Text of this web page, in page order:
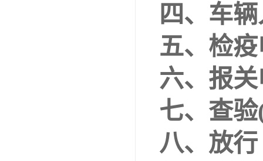
四、 车
五、 检
六、 报关
七、 查验
八、 放